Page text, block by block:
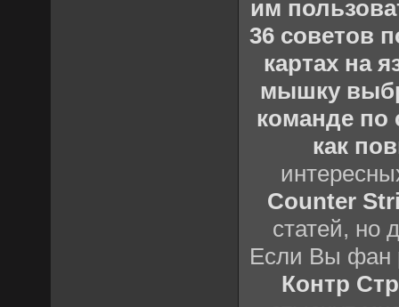
им
36 советов
картах на
мышку
команде по
как
Counter
статей, но
Если Вы фан
Контр